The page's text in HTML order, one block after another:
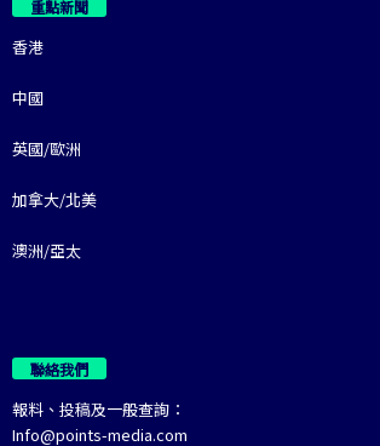
重點新聞
香港
中國
英國/歐洲
加拿大/北美
澳洲/亞太
聯絡我們
報料、投稿及一般查詢：
Info@points-media.com